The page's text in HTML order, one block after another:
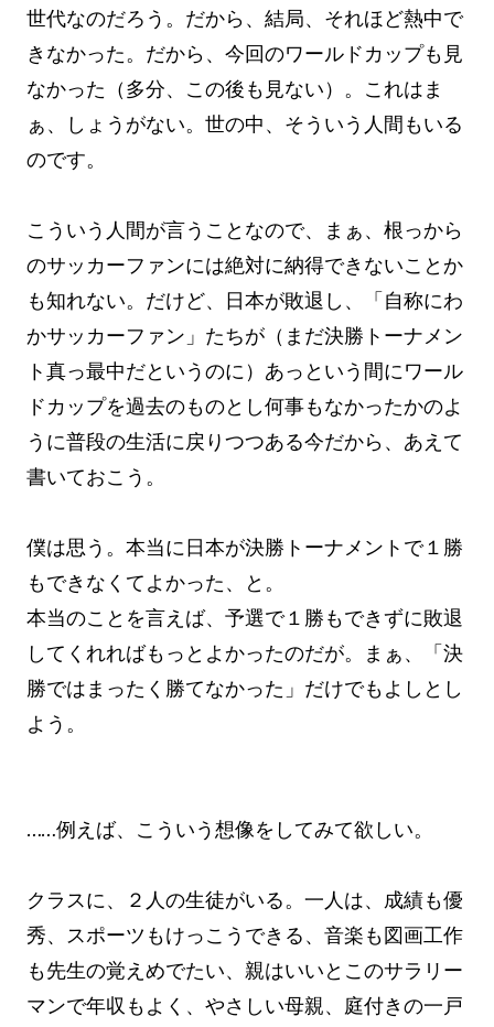
世代なのだろう。だから、結局、それほど熱中で
きなかった。だから、今回のワールドカップも見
なかった（多分、この後も見ない）。これはま
ぁ、しょうがない。世の中、そういう人間もいる
のです。
こういう人間が言うことなので、まぁ、根っから
のサッカーファンには絶対に納得できないことか
も知れない。だけど、日本が敗退し、「自称にわ
かサッカーファン」たちが（まだ決勝トーナメン
ト真っ最中だというのに）あっという間にワール
ドカップを過去のものとし何事もなかったかのよ
うに普段の生活に戻りつつある今だから、あえて
書いておこう。
僕は思う。本当に日本が決勝トーナメントで１勝
もできなくてよかった、と。
本当のことを言えば、予選で１勝もできずに敗退
してくれればもっとよかったのだが。まぁ、「決
勝ではまったく勝てなかった」だけでもよしとし
よう。
……例えば、こういう想像をしてみて欲しい。
クラスに、２人の生徒がいる。一人は、成績も優
秀、スポーツもけっこうできる、音楽も図画工作
も先生の覚えめでたい、親はいいとこのサラリー
マンで年収もよく、やさしい母親、庭付きの一戸